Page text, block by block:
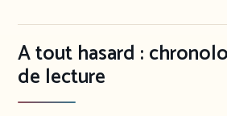
A tout hasard :
de lecture